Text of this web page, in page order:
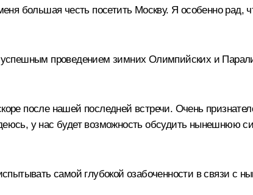
большая честь посетить Москву. Я особенно рад,
проведением зимних Олимпийских и
после нашей последней встречи. Очень
у нас будет возможность обсудить нынешнюю
самой глубокой озабоченности в связи